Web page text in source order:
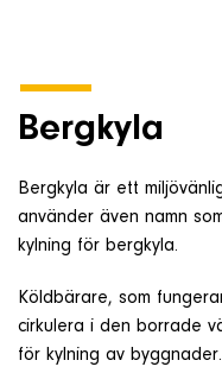
Kontakt & Support
Telefon
+46 8 515 109
Bergkyla
Bergkyla är ett
använder även namn
kylning för bergkyla.
Köldbärare, som
cirkulera i den borrade
för kylning av